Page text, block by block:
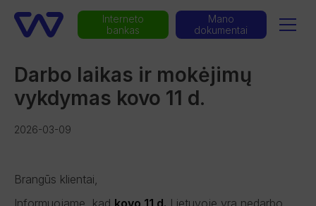
Interneto
bankas
Mano
dokumentai
Darbo laikas ir mokėjimų
vykdymas kovo 11 d.
2026-03-09
Brangūs klientai,
Informuojame, kad kovo 11 d. Lietuvoje yra nedarbo